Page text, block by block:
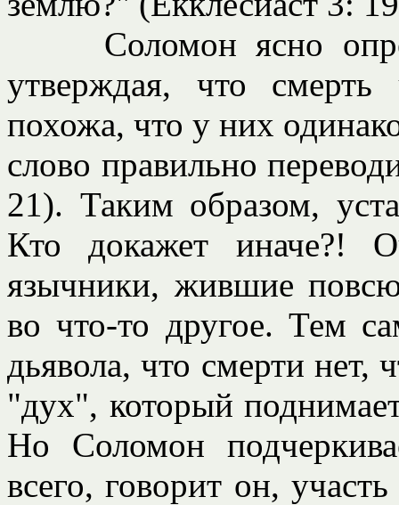
Соломон ясно
утверждая, что
похожа, что у них
слово правильно
21). Таким образом,
Кто докажет иначе?!
язычники, жившие
во что-то другое. Тем
дьявола, что смерти нет,
"дух", который
Но Соломон
всего, говорит он,